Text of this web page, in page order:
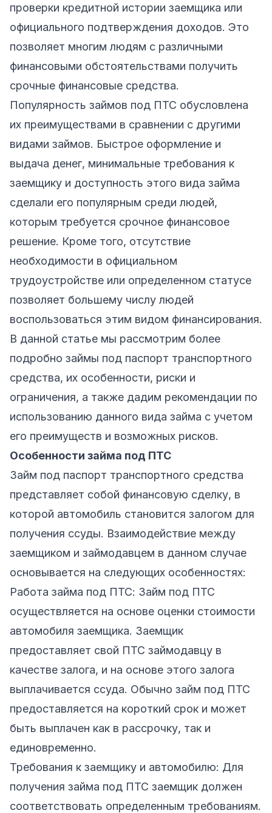
проверки кредитной истории заемщика или
официального подтверждения доходов. Это
позволяет многим людям с различными
финансовыми обстоятельствами получить
срочные финансовые средства.
Популярность займов под ПТС обусловлена
их преимуществами в сравнении с другими
видами займов. Быстрое оформление и
выдача денег, минимальные требования к
заемщику и доступность этого вида займа
сделали его популярным среди людей,
которым требуется срочное финансовое
решение. Кроме того, отсутствие
необходимости в официальном
трудоустройстве или определенном статусе
позволяет большему числу людей
воспользоваться этим видом финансирования.
В данной статье мы рассмотрим более
подробно займы под паспорт транспортного
средства, их особенности, риски и
ограничения, а также дадим рекомендации по
использованию данного вида займа с учетом
его преимуществ и возможных рисков.
Особенности займа под ПТС
Займ под паспорт транспортного средства
представляет собой финансовую сделку, в
которой автомобиль становится залогом для
получения ссуды. Взаимодействие между
заемщиком и займодавцем в данном случае
основывается на следующих особенностях:
Работа займа под ПТС: Займ под ПТС
осуществляется на основе оценки стоимости
автомобиля заемщика. Заемщик
предоставляет свой ПТС займодавцу в
качестве залога, и на основе этого залога
выплачивается ссуда. Обычно займ под ПТС
предоставляется на короткий срок и может
быть выплачен как в рассрочку, так и
единовременно.
Требования к заемщику и автомобилю: Для
получения займа под ПТС заемщик должен
соответствовать определенным требованиям.